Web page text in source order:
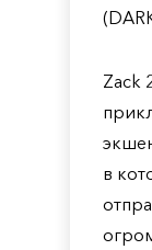
Zack
в